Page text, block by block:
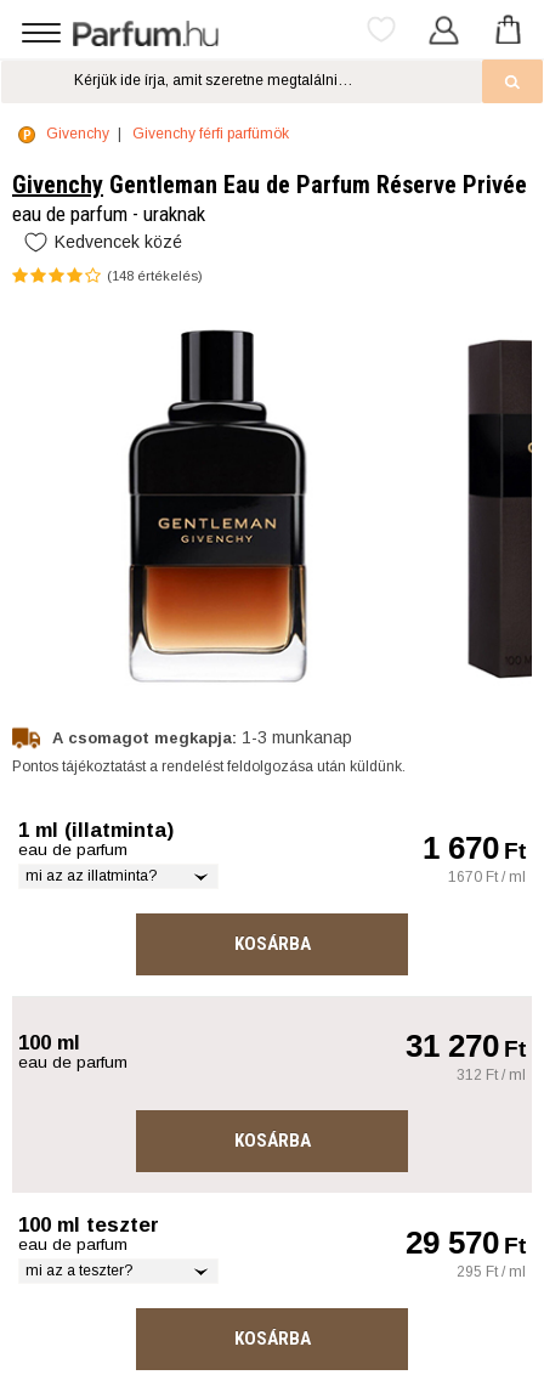
Givenchy Givenchy férfi parfümök
Givenchy Gentleman Eau de Parfum Réserve Privée
eau de parfum - uraknak
Kedvencek közé
(148 értékelés)
A csomagot megkapja: 1-3 munkanap
Pontos tájékoztatást a rendelést feldolgozása után küldünk.
1 ml (illatminta)
eau de parfum
mi az az illatminta?
1 670Ft
1670 Ft / ml
KOSÁRBA
100 ml
eau de parfum 31 270Ft
312 Ft / ml
KOSÁRBA
100 ml teszter
eau de parfum
mi az a teszter?
29 570Ft
295 Ft / ml
KOSÁRBA